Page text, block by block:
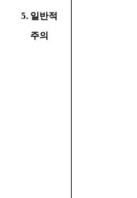
5. 일반적
주의